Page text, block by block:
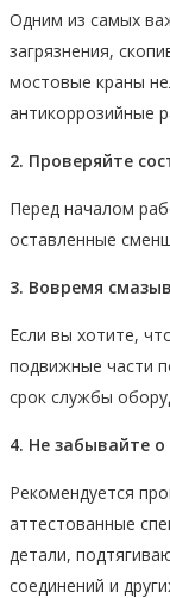
Одним из самых
загрязнения,
мостовые краны
антикоррозийные
2. Проверяйте
Перед началом
оставленные
3. Вовремя
Если вы хотите,
подвижные части
срок службы
4. Не забывайте
Рекомендуется
аттестованные
детали,
соединений и